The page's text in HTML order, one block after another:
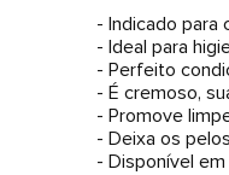
- Indicado para
- Ideal para
- Perfeito
- É cremoso,
- Promove
- Deixa os
- Disponível